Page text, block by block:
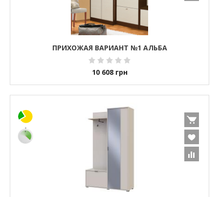
ПРИХОЖАЯ ВАРИАНТ №1 АЛЬБА
10 608 грн